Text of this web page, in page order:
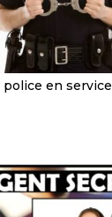
police en service